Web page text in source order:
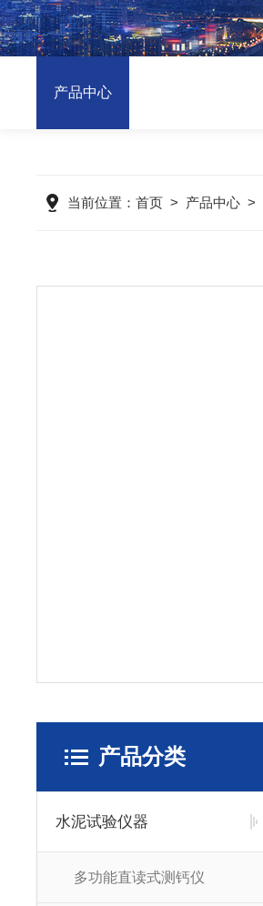
产品中心
当前位置：首页 > 产品中心 >
产品分类
水泥试验仪器
多功能直读式测钙仪